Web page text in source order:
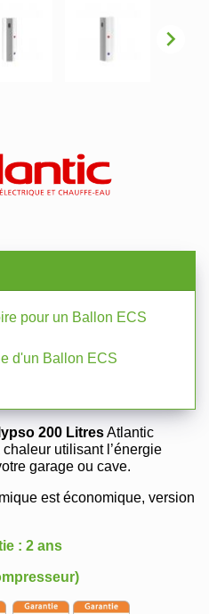

pour un Ballon ECS
d'un Ballon ECS
200 LitresAtlantic
utilisant l’énergie
garage ou cave.
est économique, version
: 2 ans